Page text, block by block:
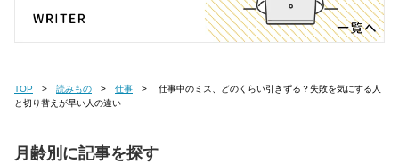
TOP 読みもの 仕事
と切り替えが早い人の違い
月齢別に記事を探す